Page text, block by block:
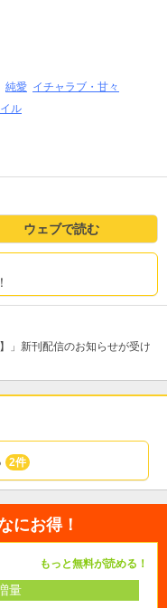
純愛 イチャラブ・甘々
ル
ウェブで読む
」新刊配信のお知らせが受け
2件
にお得！
もっと無料が読める！
量